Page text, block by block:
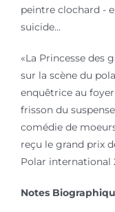
peintre clochard -
suicide...
«La Princesse des
sur la scène du
enquêtrice au
frisson du
comédie de
reçu le grand prix
Polar international
Notes